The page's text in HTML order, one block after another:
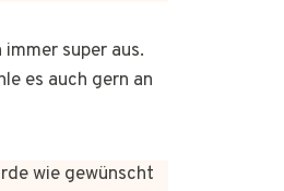
super aus.
es auch gern an
wie gewünscht